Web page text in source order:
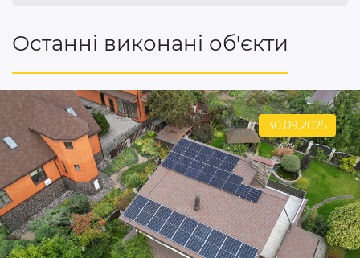
Останні виконані об'єкти
30.09.2025